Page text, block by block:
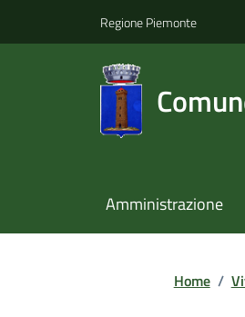
Regione Piemonte
Amministrazione
Home /